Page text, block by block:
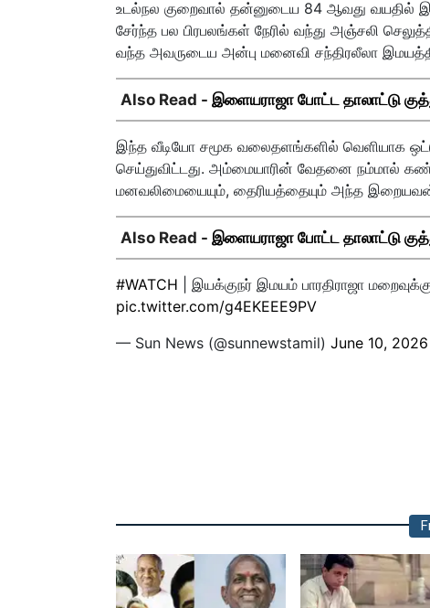
உடல்நல குறைவால் தன்னுடைய 84 ஆவது வயதில்
சேர்ந்த பல பிரபலங்கள் நேரில் வந்து அஞ்சலி
வந்த அவருடைய அன்பு மனைவி சந்திரலீலா
Also Read - இளையராஜா போட்ட தாலாட்டு
இந்த வீடியோ சமூக வலைதளங்களில் வெளியாக
செய்துவிட்டது. அம்மையாரின் வேதனை நம்மால்
மனவலிமையையும், தைரியத்தையும் அந்த
Also Read - இளையராஜா போட்ட தாலாட்டு
#WATCH | இயக்குநர் இமயம் பாரதிராஜா
pic.twitter.com/g4EKEEE9PV
— Sun News (@sunnewstamil) June 10, 2026